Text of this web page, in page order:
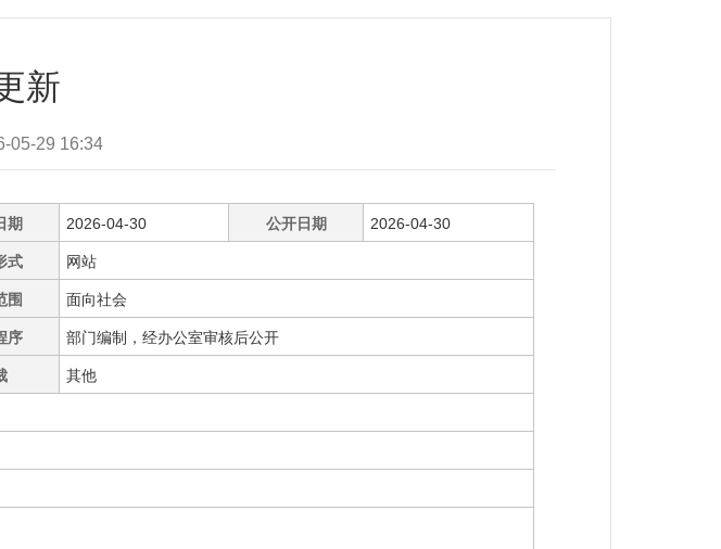
新
05-29 16:34
期 2026-04-30 公开日期 2026-04-30
式 网站
围 面向社会
序 部门编制，经办公室审核后公开
其他